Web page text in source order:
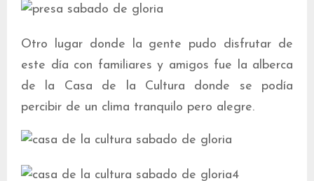
Otro lugar donde la gente pudo disfrutar de
este día con familiares y amigos fue la alberca
de la Casa de la Cultura donde se podía
percibir de un clima tranquilo pero alegre.